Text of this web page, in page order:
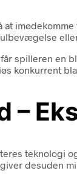
spilleren en
konkurrent
–
desuden